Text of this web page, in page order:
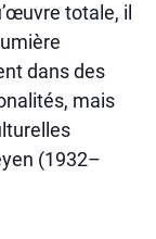
totale, il
dans des
mais
(1932–